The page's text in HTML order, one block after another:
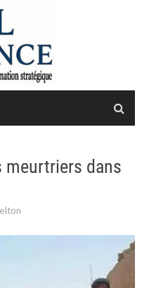
meurtriers dans